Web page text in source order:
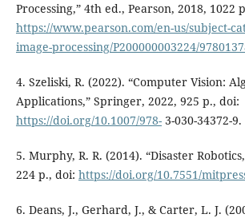
Processing,” 4th ed., Pearson, 2018, 1022
https://www.pearson.com/en-us/subject-
image-processing/P200000003224/
4. Szeliski, R. (2022). “Computer Vision:
Applications,” Springer, 2022, 925 p., doi:
https://doi.org/10.1007/978-3-030-34372-9.
5. Murphy, R. R. (2014). “Disaster
224 p., doi: https://doi.org/10.7551/
6. Deans, J., Gerhard, J., & Carter, L. J.